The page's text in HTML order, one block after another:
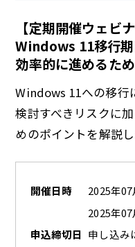
【定期開催ウェビナ
Windows 11移行
効率的に進めるた
Windows 11への移行
検討すべきリスクに
めのポイントを解説し
開催日時
2025年
2025年
申込締切日 申し込み